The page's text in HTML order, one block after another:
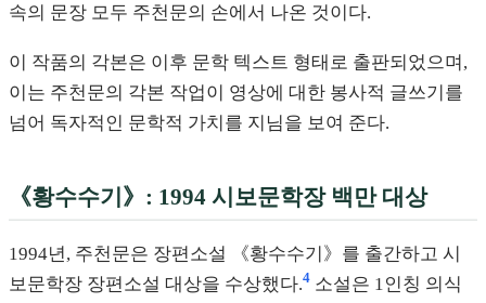
속의 문장 모두 주천문의 손에서 나온 것이다.
이 작품의 각본은 이후 문학 텍스트 형태로 출판되었으며,
이는 주천문의 각본 작업이 영상에 대한 봉사적 글쓰기를
넘어 독자적인 문학적 가치를 지님을 보여 준다.
《황수수기》: 1994 시보문학장 백만 대상
1994년, 주천문은 장편소설 《황수수기》를 출간하고 시
보문학장 장편소설 대상을 수상했다.4 소설은 1인칭 의식